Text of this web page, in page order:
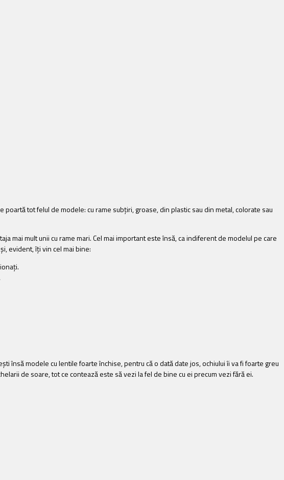
tot felul de modele: cu rame subţiri, groase, din plastic sau din metal, colorate sau
mai mult unii cu rame mari. Cel mai important este însă, ca indiferent de modelul pe care
evident, îți vin cel mai bine:
însă modele cu lentile foarte închise, pentru că o dată date jos, ochiului îi va fi foarte greu
de soare, tot ce contează este să vezi la fel de bine cu ei precum vezi fără ei.